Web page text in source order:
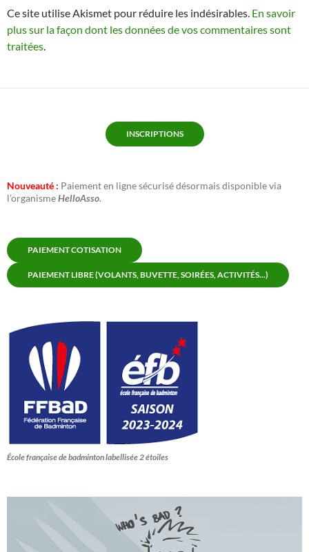
Ce site utilise Akismet pour réduire les indésirables. En savoir
plus sur la façon dont les données de vos commentaires sont
traitées.
INSCRIPTIONS
Nouveauté : Paiement en ligne sécurisé désormais disponible via
l’organismeHelloAsso.
PAIEMENT COTISATION
PAIEMENT LIBRE (VOLANTS, BUVETTE, SOIRÉES, ACTIVITÉS...)
École française de badminton labellisée 2 étoiles